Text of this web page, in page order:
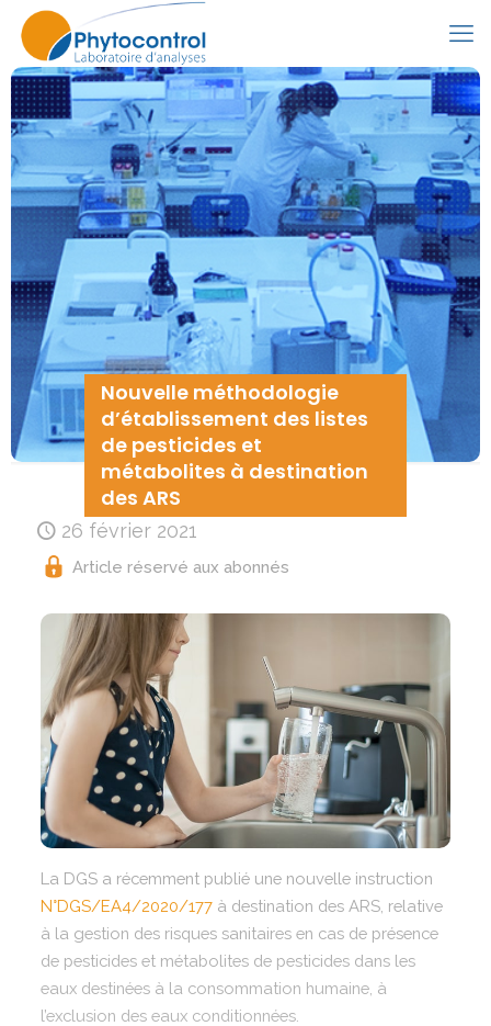
Nouvelle méthodologie
d’établissement des listes
de pesticides et
métabolites à destination
des ARS
26 février 2021
Article réservé aux abonnés
La DGS a récemment publié une nouvelle instruction
N°DGS/EA4/2020/177à destination des ARS, relative
à la gestion des risques sanitaires en cas de présence
de pesticides et métabolites de pesticides dans les
eaux destinées à la consommation humaine, à
l’exclusion des eaux conditionnées.